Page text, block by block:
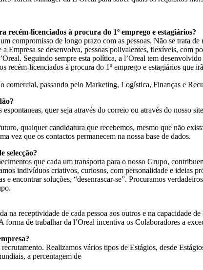
licenciados à procura do 1º emprego e estagiários?
compromisso de longo prazo com as pessoas. Não se trata
Empresa se desenvolva, pessoas polivalentes, flexíveis, com
Seguindo sempre esta política, a l’Oreal tem
recém-licenciados à procura do 1º emprego e estagiários que
comercial, passando pelo Marketing, Logística, Finanças e
quer seja através do correio ou através do nosso site
qualquer candidatura que recebemos, mesmo que não
vez que os contactos permanecem na nossa base de dados.
selecção?
que cada um transporta para o nosso Grupo,
indivíduos criativos, curiosos, com personalidade e ideias
encontrar soluções, “desenrascar-se”. Procuramos verdadeiros
na receptividade de cada pessoa aos outros e na capacidade
forma de trabalhar da l’Oreal incentiva os Colaboradores a
Realizamos vários tipos de Estágios, desde
a percentagem de